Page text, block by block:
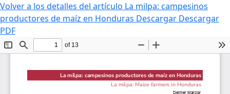
Volver a los detalles del artículo La milpa: campesinos
productores de maíz en Honduras Descargar Descargar
PDF